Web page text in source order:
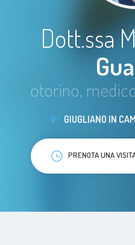
Dott.ssa
otorino,
GIUGLIANO IN
PRENOTA UNA